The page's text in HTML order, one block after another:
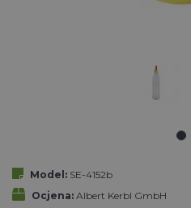
Model: SE-4152b
Ocjena: Albert Kerbl GmbH